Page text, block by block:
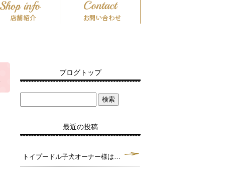
ブログトップ
最近の投稿
トイプードル子犬オーナー様は決まりました。毛色クリーム タイニーサイズ予想♪（犬舎：大阪府堺市）